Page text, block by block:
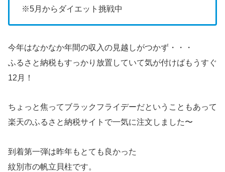
※5月からダイエット挑戦中
今年はなかなか年間の収入の見越しがつかず・・・
ふるさと納税もすっかり放置していて気が付けばもうすぐ
12月！
ちょっと焦ってブラックフライデーだということもあって
楽天のふるさと納税サイトで一気に注文しました〜
到着第一弾は昨年もとても良かった
紋別市の帆立貝柱です。